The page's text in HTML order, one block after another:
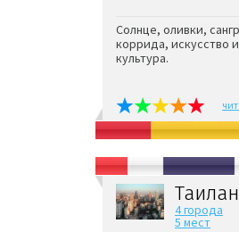
Солнце, оливки,
коррида, искусство и
культура.
4 города
5 мест